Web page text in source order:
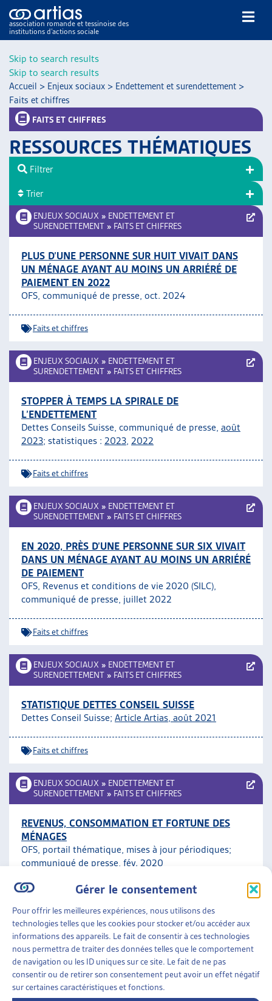
Skip to search results
Gérer le consentement
Pour offrir les meilleures expériences, nous utilisons des
technologies telles que les cookies pour stocker et/ou accéder aux
informations des appareils. Le fait de consentir à ces technologies
nous permettra de traiter des données telles que le comportement
de navigation ou les ID uniques sur ce site. Le fait de ne pas
consentir ou de retirer son consentement peut avoir un effet négatif
sur certaines caractéristiques et fonctions.
Skip to search results
association romande et tessinoise des
institutions d’actions sociale
NOS PUBLICATIONS
ARTICLES
VEILLE
RESSOURCES
THÉMATIQUES
AUTRES
ARTIAS
L’ASSOCIATION
PROJETS ET ACTIVITÉS
JOURNÉES D’AUTOMNE
Accueil > Enjeux sociaux > Endettement et surendettement >
Faits et chiffres
FAITS ET CHIFFRES
RESSOURCES THÉMATIQUES
ENJEUX SOCIAUX » ENDETTEMENT ET
SURENDETTEMENT » FAITS ET CHIFFRES
PLUS D’UNE PERSONNE SUR HUIT VIVAIT DANS
UN MÉNAGE AYANT AU MOINS UN ARRIÉRÉ DE
PAIEMENT EN 2022
OFS, communiqué de presse, oct. 2024
Faits et chiffres
ENJEUX SOCIAUX » ENDETTEMENT ET
SURENDETTEMENT » FAITS ET CHIFFRES
STOPPER À TEMPS LA SPIRALE DE
L’ENDETTEMENT
Dettes Conseils Suisse, communiqué de presse, août
2023; statistiques : 2023, 2022
Faits et chiffres
ENJEUX SOCIAUX » ENDETTEMENT ET
SURENDETTEMENT » FAITS ET CHIFFRES
EN 2020, PRÈS D’UNE PERSONNE SUR SIX VIVAIT
DANS UN MÉNAGE AYANT AU MOINS UN ARRIÉRÉ
DE PAIEMENT
OFS, Revenus et conditions de vie 2020 (SILC),
communiqué de presse, juillet 2022
Faits et chiffres
ENJEUX SOCIAUX » ENDETTEMENT ET
SURENDETTEMENT » FAITS ET CHIFFRES
STATISTIQUE DETTES CONSEIL SUISSE
Dettes Conseil Suisse; Article Artias, août 2021
Faits et chiffres
ENJEUX SOCIAUX » ENDETTEMENT ET
SURENDETTEMENT » FAITS ET CHIFFRES
REVENUS, CONSOMMATION ET FORTUNE DES
MÉNAGES
OFS, portail thématique, mises à jour périodiques;
communiqué de presse, fév. 2020
Faits et chiffres
ENJEUX SOCIAUX»ENDETTEMENT ET
SURENDETTEMENT» FAITS ET CHIFFRES
ENDETTEMENT DES MÉNAGES PRIVÉS ET
RAPPORT À L’ARGENT
OFS, données à jour
Filtrer
Trier